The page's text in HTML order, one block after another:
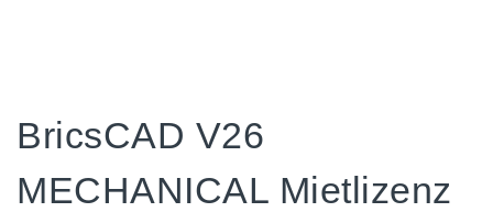
BricsCAD V26
MECHANICAL Mietlizenz